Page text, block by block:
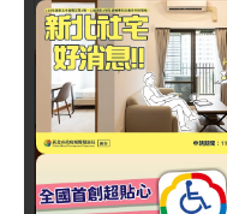
生活
臺北